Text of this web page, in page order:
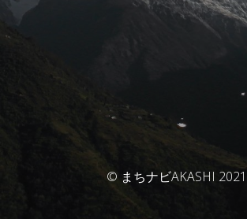
© まちナビAKASHI 2021